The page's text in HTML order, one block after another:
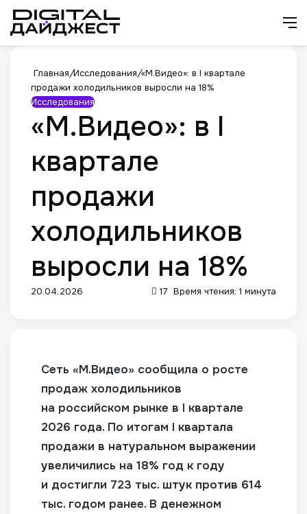
Главная/Исследования/«М.Видео»: в I квартале
продажи холодильников выросли на 18%
Исследования
«М.Видео»: в I
квартале
продажи
холодильников
выросли на 18%
20.04.2026 17 Время чтения: 1 минута
Сеть «М.Видео» сообщила о росте
продаж холодильников
на российском рынке в I квартале
2026 года. По итогам I квартала
продажи в натуральном выражении
увеличились на 18% год к году
и достигли 723 тыс. штук против 614
тыс. годом ранее. В денежном